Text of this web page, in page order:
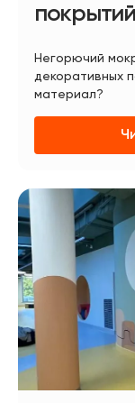
покрытий
Негорючий
декоративных
материал?